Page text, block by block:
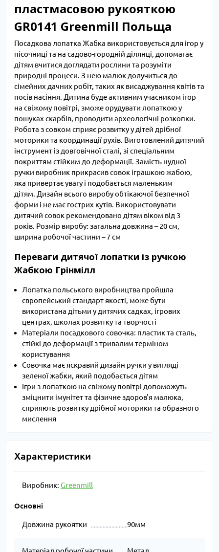
пластмасовою рукояткою
GR0141 Greenmill Польща
Посадкова лопатка Жабка використовується для ігор у
пісочниці та на садово-городній ділянці, допомагає
дітям вчитися доглядати рослини та розуміти
природні процеси. З нею малюк долучиться до
сімейних дачних робіт, таких як висаджування квітів та
посів насіння. Дитина буде активним учасником ігор
на свіжому повітрі, зможе орудувати лопаткою у
пошуках скарбів, проводити археологічні розкопки.
Робота з совком сприяє розвитку у дітей дрібної
моторики та координації рухів. Виготовлений дитячий
інструмент із довговічної сталі, зі спеціальним
покриттям стійким до деформації. Замість нудної
ручки виробник прикрасив совок іграшкою жабою,
яка привертає увагу і подобається маленьким
дітям. Дизайн всього виробу обтікаючої безпечної
форми і не має гострих кутів. Використовувати
дитячий совок рекомендовано дітям віком від 3
років. Розмір виробу: загальна довжина – 20 см,
ширина робочої частини – 7 см
Переваги дитячої лопатки із ручкою
Жабкою Грінмілл
Лопатка польського виробництва пройшла
європейський стандарт якості, може бути
використана дітьми у дитячих садках, ігрових
центрах, школах розвитку та творчості
Матеріали посадкового совочка: пластик та сталь,
стійкі до деформації з тривалим терміном
користування
Совочка має яскравий дизайн ручки у вигляді
зеленої жабки, який подобається дітям
Ігри з лопаткою на свіжому повітрі допоможуть
зміцнити імунітет та фізичне здоров'я малюка,
сприяють розвитку дрібної моторики та образного
мислення
Характеристики
Виробник: Greenmill
Основні
Довжина рукоятки 90мм